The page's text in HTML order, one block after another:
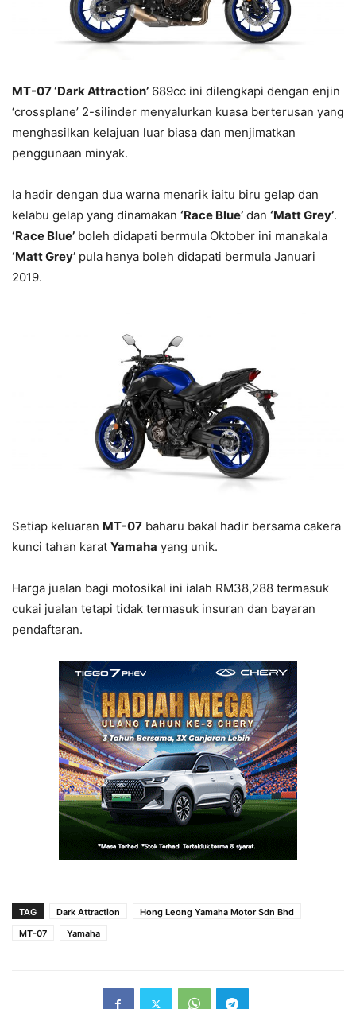
MT-07 ‘Dark Attraction’ 689cc ini dilengkapi dengan enjin
‘crossplane’ 2-silinder menyalurkan kuasa berterusan yang
menghasilkan kelajuan luar biasa dan menjimatkan
penggunaan minyak.
Ia hadir dengan dua warna menarik iaitu biru gelap dan
kelabu gelap yang dinamakan ‘Race Blue’ dan ‘Matt Grey’.
‘Race Blue’ boleh didapati bermula Oktober ini manakala
‘Matt Grey’ pula hanya boleh didapati bermula Januari
2019.
Setiap keluaran MT-07 baharu bakal hadir bersama cakera
kunci tahan karat Yamaha yang unik.
Harga jualan bagi motosikal ini ialah RM38,288 termasuk
cukai jualan tetapi tidak termasuk insuran dan bayaran
pendaftaran.
TAG Dark Attraction
Hong Leong Yamaha Motor Sdn Bhd
MT-07
Yamaha